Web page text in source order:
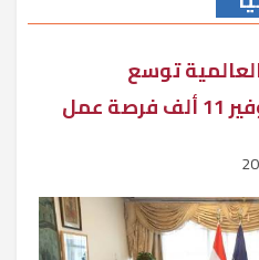
توسع
عمل